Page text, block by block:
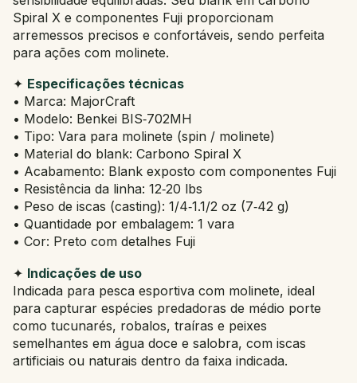
Spiral X e componentes Fuji proporcionam
arremessos precisos e confortáveis, sendo perfeita
para ações com molinete.
✦ Especificações técnicas
• Marca: MajorCraft
• Modelo: Benkei BIS‑702MH
• Tipo: Vara para molinete (spin / molinete)
• Material do blank: Carbono Spiral X
• Acabamento: Blank exposto com componentes Fuji
• Resistência da linha: 12‑20 lbs
• Peso de iscas (casting): 1/4‑1.1/2 oz (7‑42 g)
• Quantidade por embalagem: 1 vara
• Cor: Preto com detalhes Fuji
✦ Indicações de uso
Indicada para pesca esportiva com molinete, ideal
para capturar espécies predadoras de médio porte
como tucunarés, robalos, traíras e peixes
semelhantes em água doce e salobra, com iscas
artificiais ou naturais dentro da faixa indicada.